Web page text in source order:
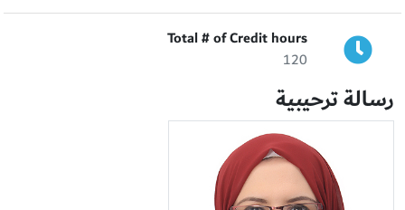
Total # of Credit hours
120
رسالة ترحيبية